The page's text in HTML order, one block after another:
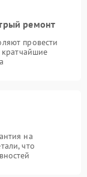
ремонт
провести
кратчайшие
на
что